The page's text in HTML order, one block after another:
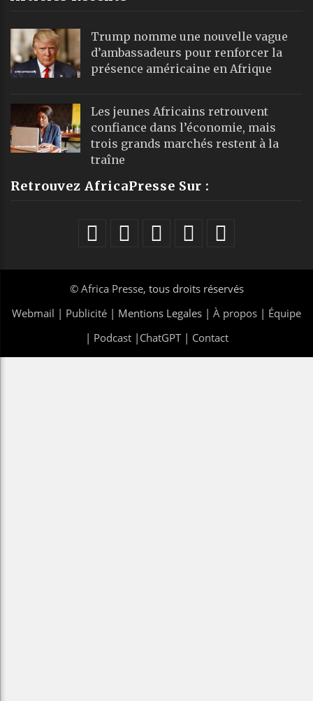
Trump nomme une nouvelle vague
d’ambassadeurs pour renforcer la
présence américaine en Afrique
Les jeunes Africains retrouvent
confiance dans l’économie, mais
trois grands marchés restent à la
traîne
Retrouvez AfricaPresse Sur :
© Africa Presse, tous droits réservés
Webmail | Publicité | Mentions Legales | À propos | Équipe
| Podcast| ChatGPT| Contact